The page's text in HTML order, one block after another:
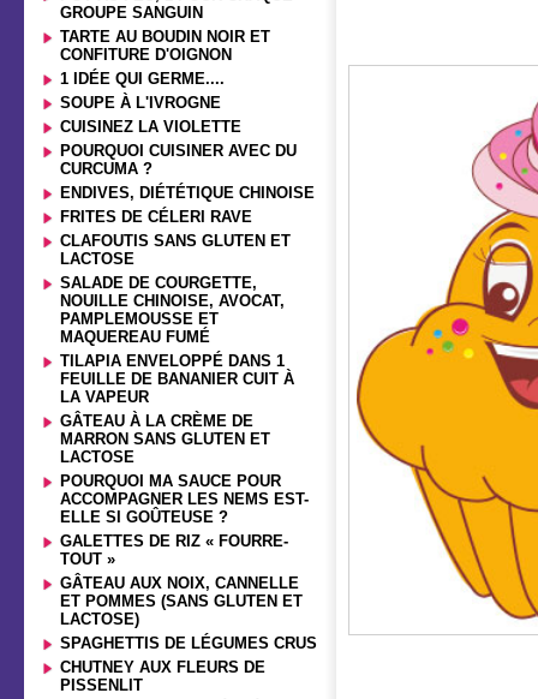
GROUPE SANGUIN
TARTE AU BOUDIN NOIR ET
CONFITURE D'OIGNON
1 IDÉE QUI GERME....
SOUPE À L'IVROGNE
CUISINEZ LA VIOLETTE
POURQUOI CUISINER AVEC DU
CURCUMA ?
ENDIVES, DIÉTÉTIQUE CHINOISE
FRITES DE CÉLERI RAVE
CLAFOUTIS SANS GLUTEN ET
LACTOSE
SALADE DE COURGETTE,
NOUILLE CHINOISE, AVOCAT,
PAMPLEMOUSSE ET
MAQUEREAU FUMÉ
TILAPIA ENVELOPPÉ DANS 1
FEUILLE DE BANANIER CUIT À
LA VAPEUR
GÂTEAU À LA CRÈME DE
MARRON SANS GLUTEN ET
LACTOSE
POURQUOI MA SAUCE POUR
ACCOMPAGNER LES NEMS EST-
ELLE SI GOÛTEUSE ?
GALETTES DE RIZ « FOURRE-
TOUT »
GÂTEAU AUX NOIX, CANNELLE
ET POMMES (SANS GLUTEN ET
LACTOSE)
SPAGHETTIS DE LÉGUMES CRUS
CHUTNEY AUX FLEURS DE
PISSENLIT